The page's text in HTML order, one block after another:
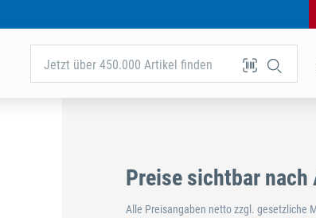
Jetzt über 450.000 Artikel finden
Preise sichtbar nach
Alle Preisangaben netto zzgl. gesetzliche